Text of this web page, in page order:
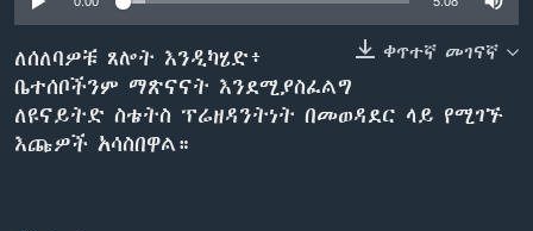
ቋንቋዎች
ቀጥተኛ መገናኛ
ለሰለባዎቹ ጸሎት እንዲካሄድ፥
ቤተሰቦችንም ማጽናናት እንደሚያስፈልግ
ለዩናይትድ ስቴትስ ፕሬዘዳንትነት በመወዳደር ላይ የሚገኙ
እጩዎች አሳስበዋል።